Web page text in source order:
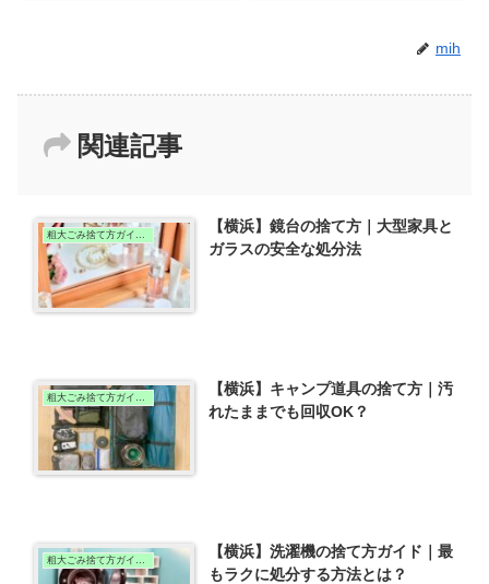
mih
関連記事
粗大ごみ捨て方ガイド（横浜版）
【横浜】鏡台の捨て方｜大型家具と
ガラスの安全な処分法
粗大ごみ捨て方ガイド（横浜版）
【横浜】キャンプ道具の捨て方｜汚
れたままでも回収OK？
粗大ごみ捨て方ガイド（横浜版）
【横浜】洗濯機の捨て方ガイド｜最
もラクに処分する方法とは？